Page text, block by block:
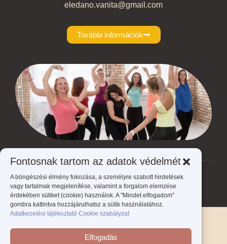
Fontosnak tartom az adatok védelmét
A böngészési élmény fokozása, a személyre szabott hirdetések
vagy tartalmak megjelenítése, valamint a forgalom elemzése
érdekében sütiket (cookie) használok. A "Mindet elfogadom"
gombra kattintva hozzájárulhatsz a sütik használatához.
Adatkezelési tájékoztató Cookie szabályzat
Elfogadás
eledano.vanita@gmail.com
További információk
Ön jelenleg itt van:ÉLed A NŐ - Éld meg a nőt!>Blog>Jazz tánc
Adatkezelési tájékoztató
Cookie szabályzat